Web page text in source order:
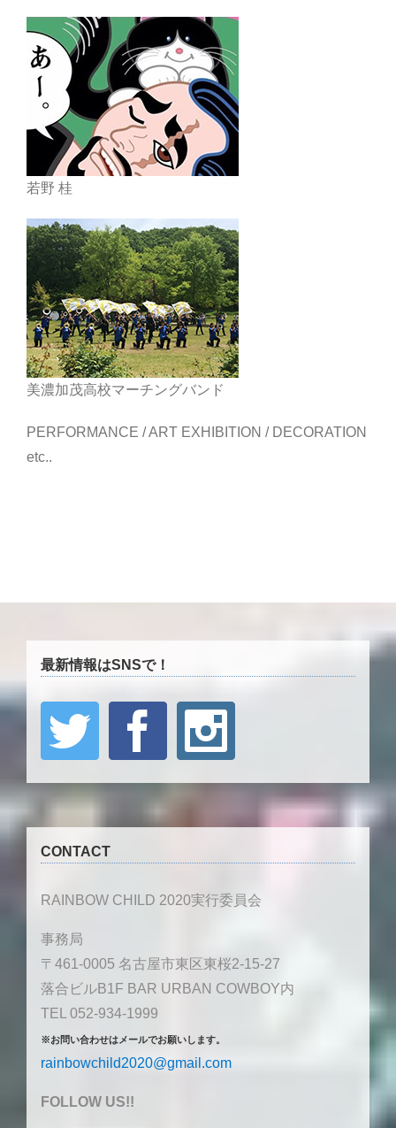
若野 桂
美濃加茂高校マーチングバンド
PERFORMANCE / ART EXHIBITION / DECORATION
etc..
最新情報はSNSで！
CONTACT
RAINBOW CHILD 2020実行委員会
事務局
〒461-0005 名古屋市東区東桜2-15-27
落合ビルB1F BAR URBAN COWBOY内
TEL 052-934-1999
※お問い合わせはメールでお願いします。
rainbowchild2020@gmail.com
FOLLOW US!!